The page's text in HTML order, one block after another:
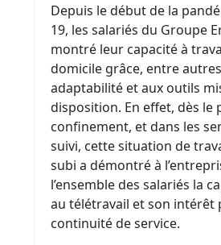
Depuis le début de la
19, les salariés du Groupe
montré leur capacité à
domicile grâce, entre
adaptabilité et aux outils
disposition. En effet, dès le
confinement, et dans les
suivi, cette situation de
subi a démontré à
l’ensemble des salariés la
au télétravail et son intérêt
continuité de service.